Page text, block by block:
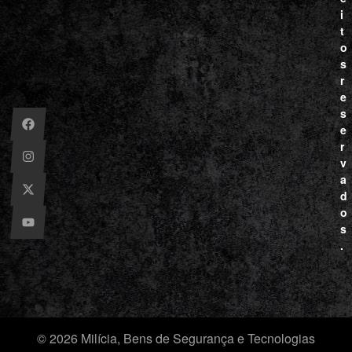
i
t
o
s
r
e
s
e
r
v
a
d
o
s
.
© 2026 Milícia, Bens de Segurança e Tecnologias